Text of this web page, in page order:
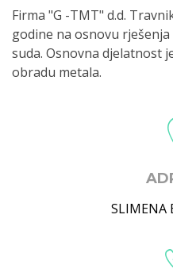
Firma "G -TMT" d.d.
godine na osnovu
suda. Osnovna djelatnost
obradu metala.
SLIMENA